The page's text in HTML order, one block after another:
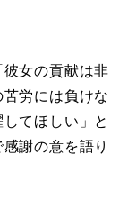
女の貢献は非
労には負けな
てほしい」と
謝の意を語り